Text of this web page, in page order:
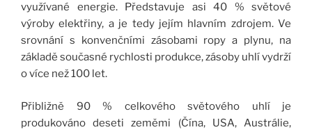
využívané energie. Představuje asi 40 % světové
výroby elektřiny, a je tedy jejím hlavním zdrojem. Ve
srovnání s konvenčními zásobami ropy a plynu, na
základě současné rychlosti produkce, zásoby uhlí vydrží
o více než 100 let.
Přibližně 90 % celkového světového uhlí je
produkováno deseti zeměmi (Čína, USA, Austrálie,